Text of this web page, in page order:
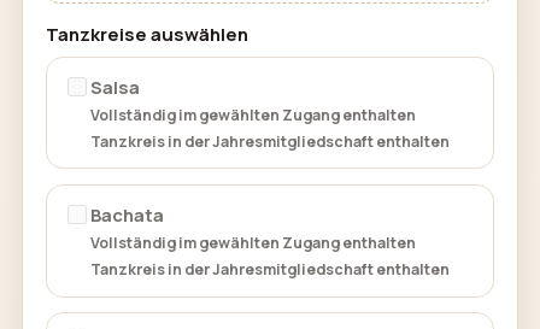
Tanzkreise auswählen
Salsa
Vollständig im gewählten Zugang enthalten
Tanzkreis in der Jahresmitgliedschaft enthalten
Bachata
Vollständig im gewählten Zugang enthalten
Tanzkreis in der Jahresmitgliedschaft enthalten